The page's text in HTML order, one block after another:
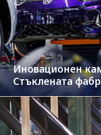
Иновационен
Стъклената